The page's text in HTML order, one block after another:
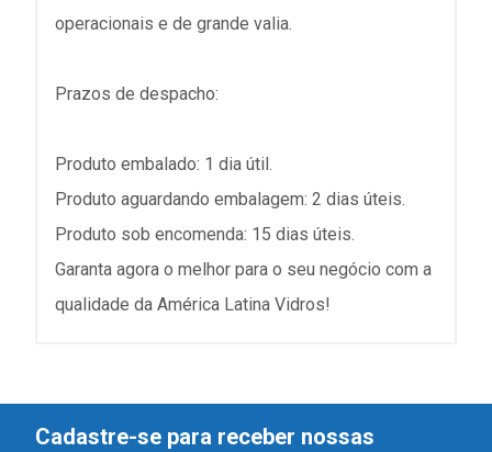
operacionais e de grande valia.
Prazos de despacho:
Produto embalado: 1 dia útil.
Produto aguardando embalagem: 2 dias úteis.
Produto sob encomenda: 15 dias úteis.
Garanta agora o melhor para o seu negócio com a
qualidade da América Latina Vidros!
Cadastre-se para receber nossas